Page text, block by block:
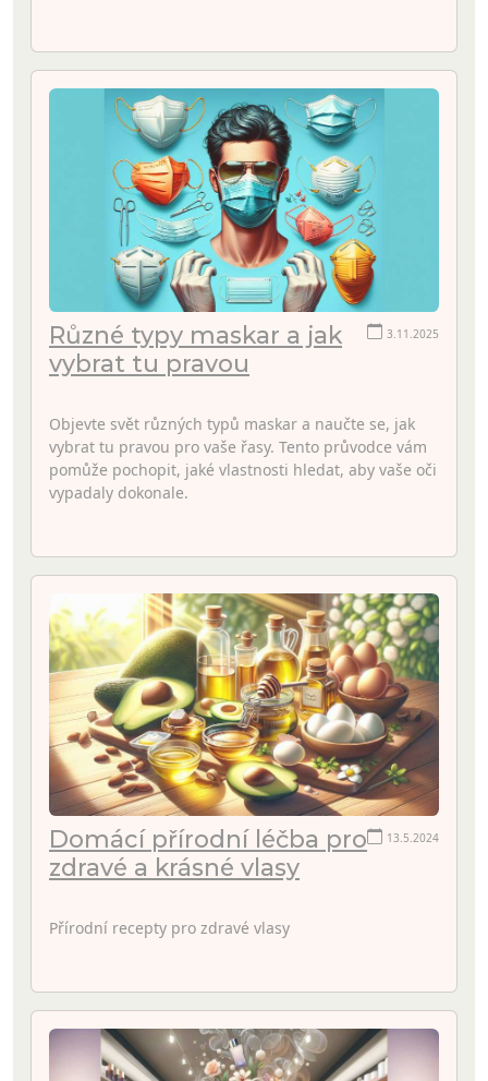
3.11.2025
Různé typy maskar a jak
vybrat tu pravou
Objevte svět různých typů maskar a naučte se, jak
vybrat tu pravou pro vaše řasy. Tento průvodce vám
pomůže pochopit, jaké vlastnosti hledat, aby vaše oči
vypadaly dokonale.
13.5.2024
Domácí přírodní léčba pro
zdravé a krásné vlasy
Přírodní recepty pro zdravé vlasy